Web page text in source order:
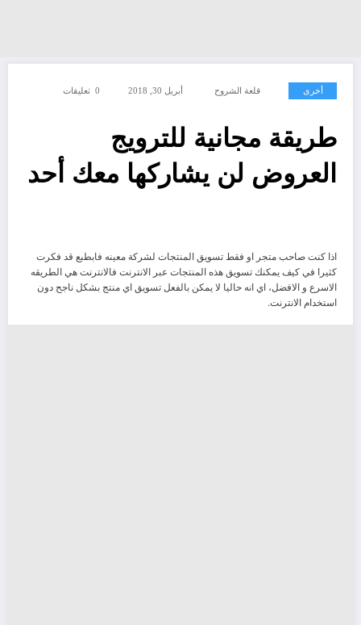
أخرى قلعة الشروح أبريل 30, 2018 0 تعليقات
طريقة مجانية للترويج
العروض لن يشاركها معك أحد
اذا كنت صاحب متجر او فقط تسويق المنتجات لشركة معينه فابطبع قد فكرت
كثيرا في كيف يمكنك تسويق هذه المنتجات عبر الانترنت فالانترنت هي الطريقه
الاسرع و الافضل، اي انه حاليا لا يمكن بالفعل تسويق اي منتج بشكل ناجح دون
استخدام الانترنت.